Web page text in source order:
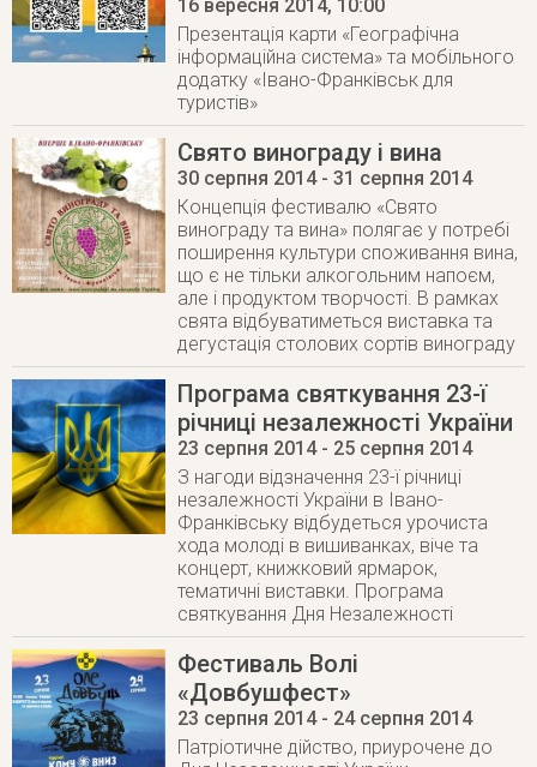
16 вересня 2014, 10:00
Презентація карти «Географічна
інформаційна система» та мобільного
додатку «Івано-Франківськ для
туристів»
Свято винограду і вина
30 серпня 2014- 31 серпня 2014
Концепція фестивалю «Свято
винограду та вина» полягає у потребі
поширення культури споживання вина,
що є не тільки алкогольним напоєм,
але і продуктом творчості. В рамках
свята відбуватиметься виставка та
дегустація столових сортів винограду
Програма святкування 23-ї
річниці незалежності України
23 серпня 2014- 25 серпня 2014
З нагоди відзначення 23-ї річниці
незалежності України в Івано-
Франківську відбудеться урочиста
хода молоді в вишиванках, віче та
концерт, книжковий ярмарок,
тематичні виставки. Програма
святкування Дня Незалежності
Фестиваль Волі
«Довбушфест»
23 серпня 2014- 24 серпня 2014
Патріотичне дійство, приурочене до